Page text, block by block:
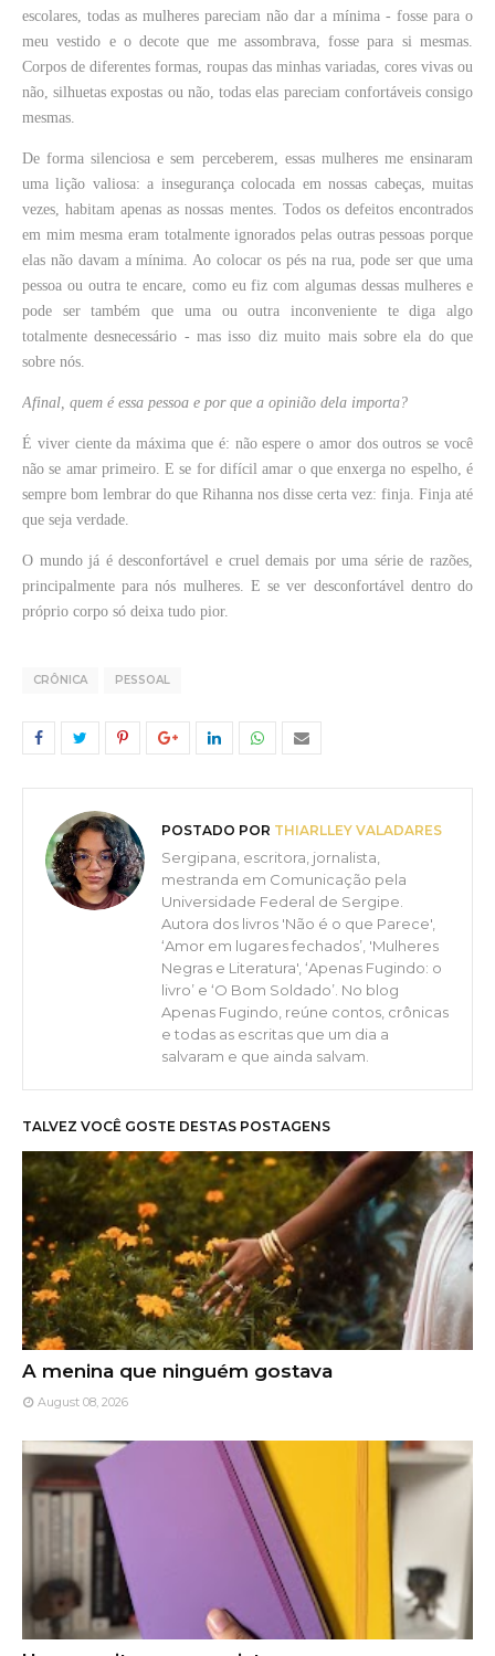
escolares, todas as mulheres pareciam não dar a mínima - fosse para o
meu vestido e o decote que me assombrava, fosse para si mesmas.
Corpos de diferentes formas, roupas das minhas variadas, cores vivas ou
não, silhuetas expostas ou não, todas elas pareciam confortáveis consigo
mesmas.
De forma silenciosa e sem perceberem, essas mulheres me ensinaram
uma lição valiosa: a insegurança colocada em nossas cabeças, muitas
vezes, habitam apenas as nossas mentes. Todos os defeitos encontrados
em mim mesma eram totalmente ignorados pelas outras pessoas porque
elas não davam a mínima. Ao colocar os pés na rua, pode ser que uma
pessoa ou outra te encare, como eu fiz com algumas dessas mulheres e
pode ser também que uma ou outra inconveniente te diga algo
totalmente desnecessário - mas isso diz muito mais sobre ela do que
sobre nós.
Afinal, quem é essa pessoa e por que a opinião dela importa?
É viver ciente da máxima que é: não espere o amor dos outros se você
não se amar primeiro. E se for difícil amar o que enxerga no espelho, é
sempre bom lembrar do que Rihanna nos disse certa vez: finja. Finja até
que seja verdade.
O mundo já é desconfortável e cruel demais por uma série de razões,
principalmente para nós mulheres. E se ver desconfortável dentro do
próprio corpo só deixa tudo pior.
CRÔNICA PESSOAL
POSTADO POR THIARLLEY VALADARES
Sergipana, escritora, jornalista,
mestranda em Comunicação pela
Universidade Federal de Sergipe.
Autora dos livros 'Não é o que Parece',
‘Amor em lugares fechados’, 'Mulheres
Negras e Literatura', ‘Apenas Fugindo: o
livro’ e ‘O Bom Soldado’. No blog
Apenas Fugindo, reúne contos, crônicas
e todas as escritas que um dia a
salvaram e que ainda salvam.
TALVEZ VOCÊ GOSTE DESTAS POSTAGENS
A menina que ninguém gostava
August 08, 2026